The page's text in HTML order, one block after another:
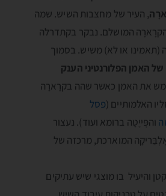
, העיר של מחצבות השיש. שמה
הקרָארָה המושלם. נבקר בקתדרלה
(תאמינו או לא) משיש. בסמוך
של האמן הפלורנטיני הענק
את האמן כאשר שהה בקרָארָה
האלמותיים (פסל
והפְּייֶטָה ברומא ועוד). נעצור
המוארכת, מרכזה של
והיעיל בו מוצגי שיש עתיקים